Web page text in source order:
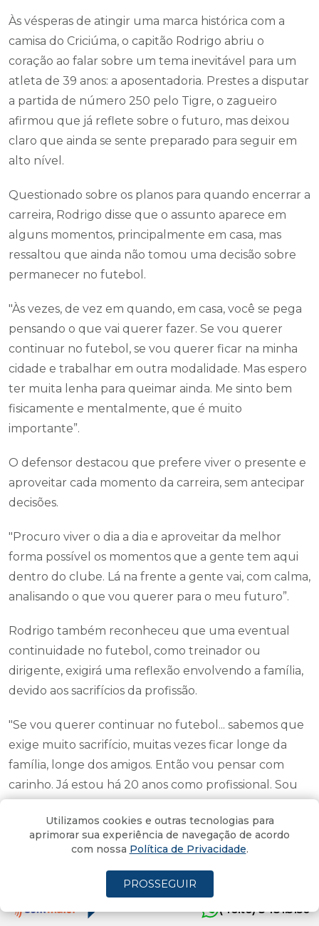
Às vésperas de atingir uma marca histórica com a
camisa do Criciúma, o capitão Rodrigo abriu o
coração ao falar sobre um tema inevitável para um
atleta de 39 anos: a aposentadoria. Prestes a disputar
a partida de número 250 pelo Tigre, o zagueiro
afirmou que já reflete sobre o futuro, mas deixou
claro que ainda se sente preparado para seguir em
alto nível.
Questionado sobre os planos para quando encerrar a
carreira, Rodrigo disse que o assunto aparece em
alguns momentos, principalmente em casa, mas
ressaltou que ainda não tomou uma decisão sobre
permanecer no futebol.
"Às vezes, de vez em quando, em casa, você se pega
pensando o que vai querer fazer. Se vou querer
continuar no futebol, se vou querer ficar na minha
cidade e trabalhar em outra modalidade. Mas espero
ter muita lenha para queimar ainda. Me sinto bem
fisicamente e mentalmente, que é muito
importante”.
O defensor destacou que prefere viver o presente e
aproveitar cada momento da carreira, sem antecipar
decisões.
"Procuro viver o dia a dia e aproveitar da melhor
forma possível os momentos que a gente tem aqui
dentro do clube. Lá na frente a gente vai, com calma,
analisando o que vou querer para o meu futuro”.
Rodrigo também reconheceu que uma eventual
continuidade no futebol, como treinador ou
dirigente, exigirá uma reflexão envolvendo a família,
devido aos sacrifícios da profissão.
"Se vou querer continuar no futebol... sabemos que
exige muito sacrifício, muitas vezes ficar longe da
família, longe dos amigos. Então vou pensar com
carinho. Já estou há 20 anos como profissional. Sou
conquistei."
O capitão fez questão de agradecer ao Criciúma pelo
papel fundamental em sua trajetória.
"Muito do que tenho hoje na minha vida devo ao
(4oito) 3431.5150
Utilizamos cookies e outras tecnologias para
aprimorar sua experiência de navegação de acordo
com nossa Política de Privacidade.
PROSSEGUIR